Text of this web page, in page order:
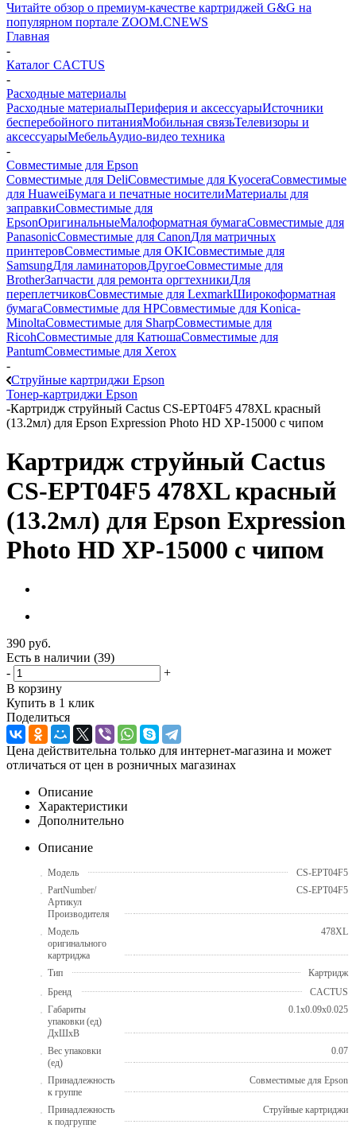
Читайте обзор о премиум-качестве картриджей G&G на
популярном портале ZOOM.CNEWS
Главная
-
Каталог CACTUS
-
Расходные материалы
Расходные материалыПериферия и аксессуарыИсточники
бесперебойного питанияМобильная связьТелевизоры и
аксессуарыМебельАудио-видео техника
-
Совместимые для Epson
Совместимые для DeliСовместимые для KyoceraСовместимые
для HuaweiБумага и печатные носителиМатериалы для
заправкиСовместимые для
EpsonОригинальныеМалоформатная бумагаСовместимые для
PanasonicСовместимые для CanonДля матричных
принтеровСовместимые для OKIСовместимые для
SamsungДля ламинаторовДругоеСовместимые для
BrotherЗапчасти для ремонта оргтехникиДля
переплетчиковСовместимые для LexmarkШирокоформатная
бумагаСовместимые для HPСовместимые для Konica-
MinoltaСовместимые для SharpСовместимые для
RicohСовместимые для КатюшаСовместимые для
PantumСовместимые для Xerox
-
Струйные картриджи Epson
Тонер-картриджи Epson
-Картридж струйный Cactus CS-EPT04F5 478XL красный
(13.2мл) для Epson Expression Photo HD XP-15000 с чипом
Картридж струйный Cactus
CS-EPT04F5 478XL красный
(13.2мл) для Epson Expression
Photo HD XP-15000 с чипом
390 руб.
Есть в наличии (39)
-
+
В корзину
Купить в 1 клик
Поделиться
Цена действительна только для интернет-магазина и может
отличаться от цен в розничных магазинах
Описание
Характеристики
Дополнительно
Описание
Модель
CS-EPT04F5
PartNumber/
Артикул
Производителя
CS-EPT04F5
Модель
оригинального
картриджа
478XL
Тип
Картридж
Бренд
CACTUS
Габариты
упаковки (ед)
ДхШхВ
0.1x0.09x0.025
Вес упаковки
(ед)
0.07
Принадлежность
к группе
Совместимые для Epson
Принадлежность
к подгруппе
Струйные картриджи